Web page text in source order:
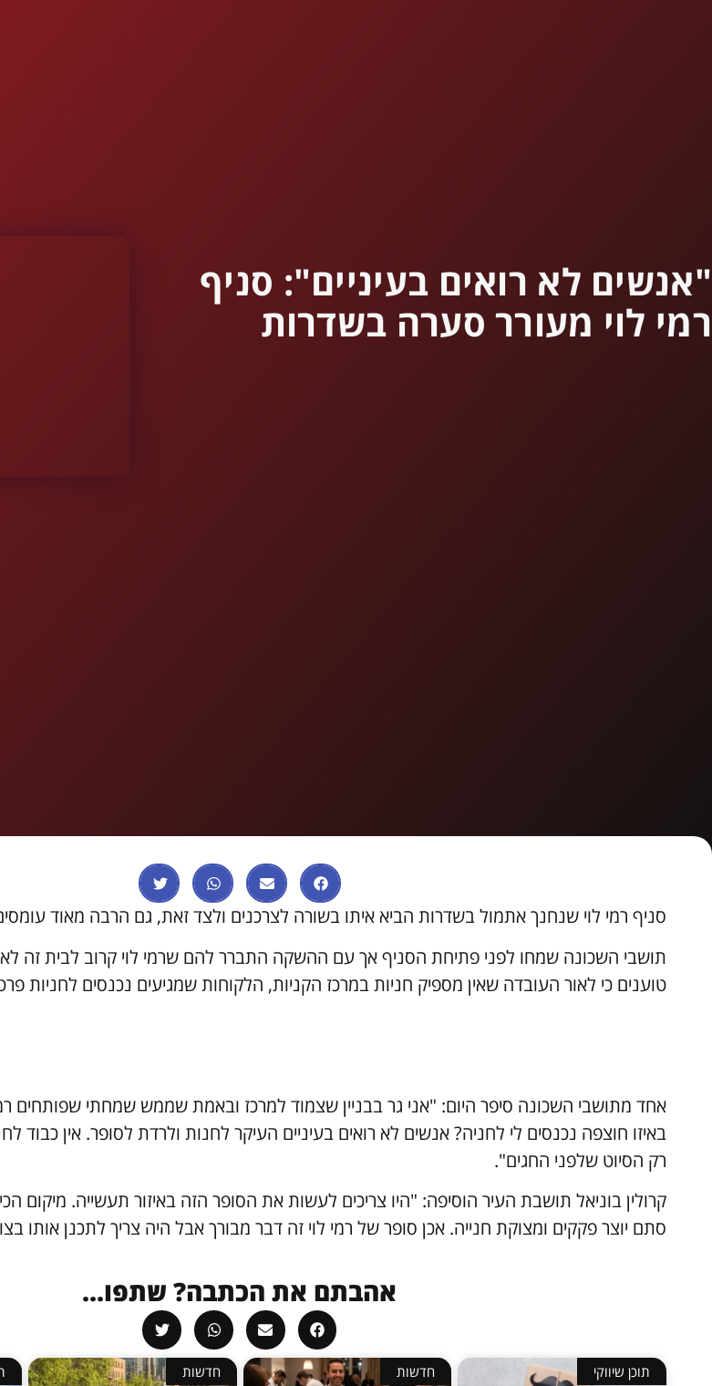
"אנשים לא רואים בעיניים": סניף
רמי לוי מעורר סערה בשדרות
סניף רמי לוי שנחנך אתמול בשדרות הביא איתו בשורה לצרכנים ולצד זאת, גם הרבה מאוד
תושבי השכונה שמחו לפני פתיחת הסניף אך עם ההשקה התברר להם שרמי לוי קרוב לבית זה
טוענים כי לאור העובדה שאין מספיק חניות במרכז הקניות, הלקוחות שמגיעים נכנסים לחניות
אחד מתושבי השכונה סיפר היום: "אני גר בבניין שצמוד למרכז ובאמת שממש שמחתי שפותחים
באיזו חוצפה נכנסים לי לחניה? אנשים לא רואים בעיניים העיקר לחנות ולרדת לסופר. אין כבוד
רק הסיוט שלפני החגים".
קרולין בוניאל תושבת העיר הוסיפה: "היו צריכים לעשות את הסופר הזה באיזור תעשייה. מיקום
סתם יוצר פקקים ומצוקת חנייה. אכן סופר של רמי לוי זה דבר מבורך אבל היה צריך לתכנן אותו
אהבתם את הכתבה? שתפו...
תוכן שיווקי חדשות חדשות